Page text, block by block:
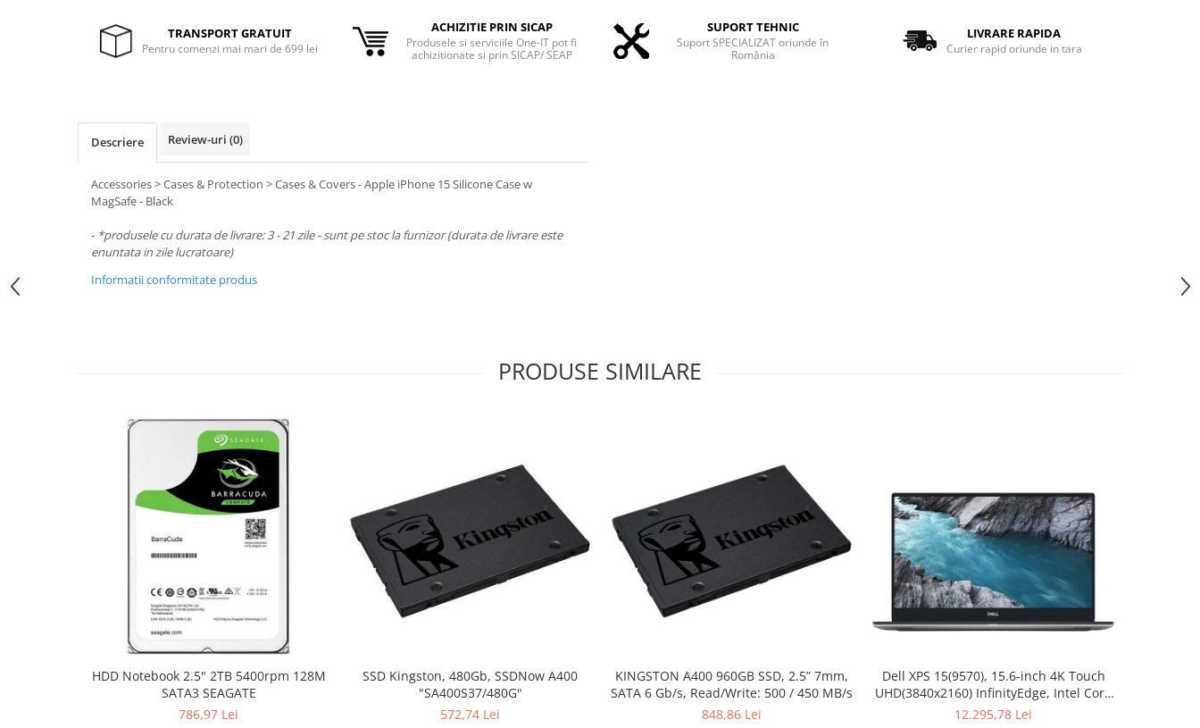
Microfoane & Casti Gaming
Tastaturi Gaming
Periferice PC
Mouse
TRANSPORT GRATUIT
Pentru comenzi mai mari de 699 lei
ACHIZITIE PRIN SICAP
Produsele si serviciile One-IT pot fi
achizitionate si prin SICAP/ SEAP
SUPORT TEHNIC
Suport SPECIALIZAT oriunde în
România
LIVRARE RAPIDA
Curier rapid oriunde in tara
Descriere Review-uri (0)
Accessories > Cases & Protection > Cases & Covers - Apple iPhone 15 Silicone Case w
MagSafe - Black
- *produsele cu durata de livrare: 3 - 21 zile - sunt pe stoc la furnizor (durata de livrare este
enuntata in zile lucratoare)
Informatii conformitate produs
PRODUSE SIMILARE
HDD Notebook 2.5" 2TB 5400rpm 128M
SATA3 SEAGATE
786,97 Lei
SSD Kingston, 480Gb, SSDNow A400
"SA400S37/480G"
572,74 Lei
KINGSTON A400 960GB SSD, 2.5” 7mm,
SATA 6 Gb/s, Read/Write: 500 / 450 MB/s
848,86 Lei
Dell XPS 15(9570), 15.6-inch 4K Touch
UHD(3840x2160) InfinityEdge, Intel Core
i7-8750H, 16GB(2x8GB) DDR4 2666MHz,
12.295,78 Lei